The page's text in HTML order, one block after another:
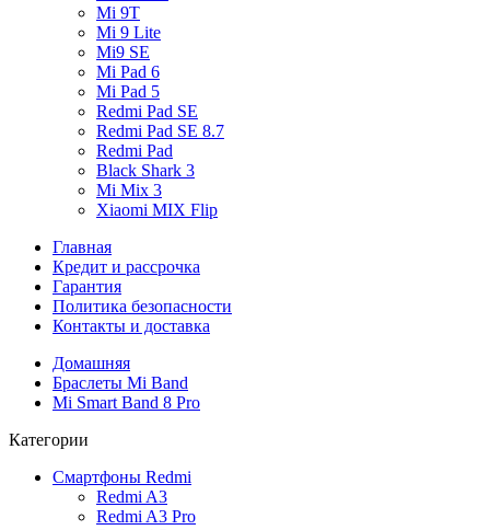
Mi 9T
Mi 9 Lite
Mi9 SE
Mi Pad 6
Mi Pad 5
Redmi Pad SE
Redmi Pad SE 8.7
Redmi Pad
Black Shark 3
Mi Mix 3
Xiaomi MIX Flip
Главная
Кредит и рассрочка
Гарантия
Политика безопасности
Контакты и доставка
Домашняя
Браслеты Mi Band
Mi Smart Band 8 Pro
Категории
Смартфоны Redmi
Redmi A3
Redmi A3 Pro